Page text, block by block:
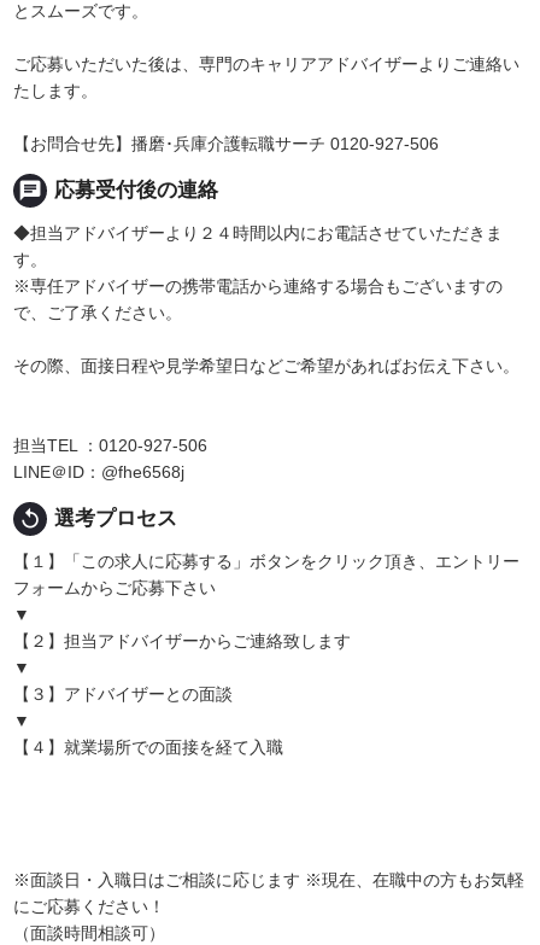
とスムーズです。
ご応募いただいた後は、専門のキャリアアドバイザーよりご連絡い
たします。
【お問合せ先】播磨･兵庫介護転職サーチ 0120-927-506
chat 応募受付後の連絡
◆担当アドバイザーより２４時間以内にお電話させていただきま
す。
※専任アドバイザーの携帯電話から連絡する場合もございますの
で、ご了承ください。
その際、面接日程や見学希望日などご希望があればお伝え下さい。
担当TEL ：0120-927-506
LINE＠ID：@fhe6568j
replay 選考プロセス
【１】「この求人に応募する」ボタンをクリック頂き、エントリー
フォームからご応募下さい
▼
【２】担当アドバイザーからご連絡致します
▼
【３】アドバイザーとの面談
▼
【４】就業場所での面接を経て入職
※面談日・入職日はご相談に応じます ※現在、在職中の方もお気軽
にご応募ください！
（面談時間相談可）